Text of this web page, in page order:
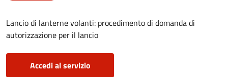
Lancio di lanterne volanti: procedimento di domanda di
autorizzazione per il lancio
Accedi al servizio